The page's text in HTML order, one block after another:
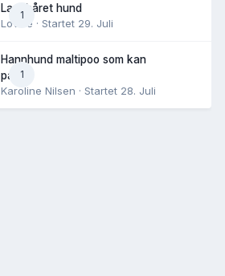
1
Langhåret hund
Lovise · Startet 29. Juli
1
Hannhund maltipoo som kan
parres
Karoline Nilsen · Startet 28. Juli